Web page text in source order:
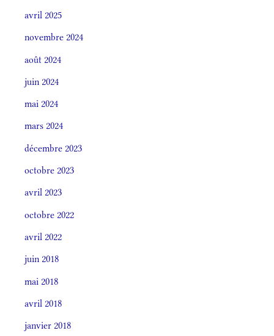
avril 2025
novembre 2024
août 2024
juin 2024
mai 2024
mars 2024
décembre 2023
octobre 2023
avril 2023
octobre 2022
avril 2022
juin 2018
mai 2018
avril 2018
janvier 2018